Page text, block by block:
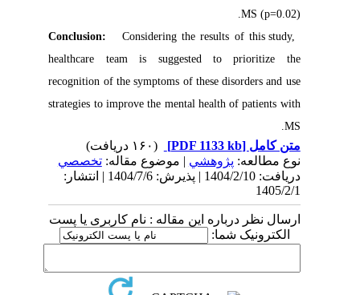
MS (p=0.02).
Conclusion:
Considering the results of this study,
healthcare team is suggested to prioritize the
recognition of the symptoms of these disorders and use
strategies to improve the mental health of patients with
MS.
متن کامل[PDF 1133 kb]
نوع مطالعه:پژوهشي| موضوع مقاله:تخصصي
دریافت: 1404/2/10 | پذیرش: 1404/7/6 | انتشار:
1405/2/1
ارسال نظر درباره این مقاله : نام کاربری یا پست
الکترونیک شما: